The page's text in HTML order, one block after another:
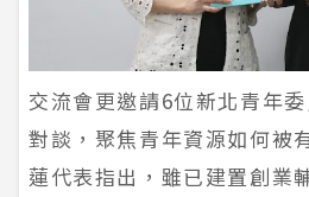
交流會更邀請6位新北青年
對談，聚焦青年資源如何被
蓮代表指出，雖已建置創業